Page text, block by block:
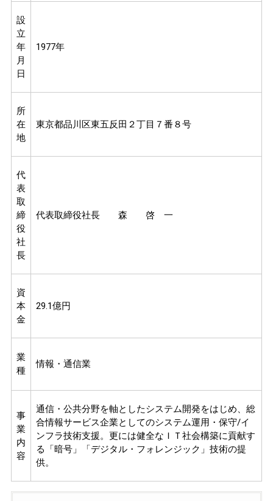
設
立
年
月
日
1977年
所
在
地
東京都品川区東五反田２丁目７番８号
代
表
取
締
役
社
長
代表取締役社長 森 啓 一
資
本
金
29.1億円
業
種
情報・通信業
事
業
内
容
通信・公共分野を軸としたシステム開発をはじめ、総
合情報サービス企業としてのシステム運用・保守/イ
ンフラ技術支援。更には健全なＩＴ社会構築に貢献す
る「暗号」「デジタル・フォレンジック」技術の提
供。